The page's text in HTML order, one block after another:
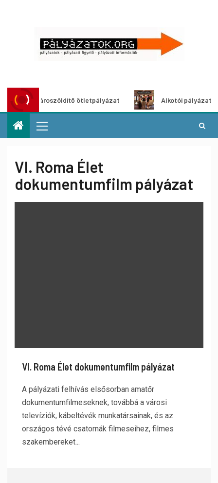
Városzöldítő ötletpályázat Alkotói pályázat
VI. Roma Élet
dokumentumfilm pályázat
VI. Roma Élet dokumentumfilm pályázat
A pályázati felhívás elsősorban amatőr
dokumentumfilmeseknek, továbbá a városi
televíziók, kábeltévék munkatársainak, és az
országos tévé csatornák filmeseihez, filmes
szakembereket...